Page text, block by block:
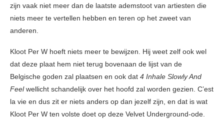
zijn vaak niet meer dan de laatste ademstoot van artiesten die
niets meer te vertellen hebben en teren op het zweet van
anderen.
Kloot Per W hoeft niets meer te bewijzen. Hij weet zelf ook wel
dat deze plaat hem niet terug bovenaan de lijst van de
Belgische goden zal plaatsen en ook dat 4 Inhale Slowly And
Feelwellicht schandelijk over het hoofd zal worden gezien. C’est
la vie en dus zit er niets anders op dan jezelf zijn, en dat is wat
Kloot Per W ten volste doet op deze Velvet Underground-ode.